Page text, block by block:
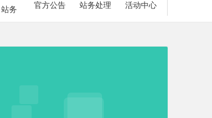
站务
官方公告
站务处理 活动中心